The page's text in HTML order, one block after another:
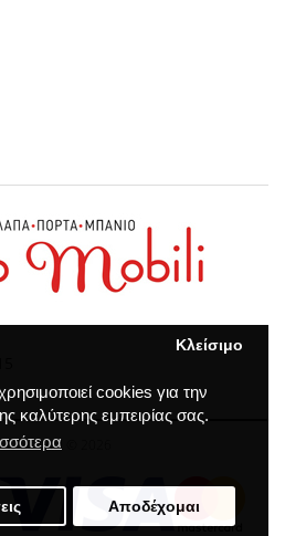
cookies για την
καλύτερης εμπειρίας σας.
Κλείσιμο
Αποδέχομαι
MOBILI